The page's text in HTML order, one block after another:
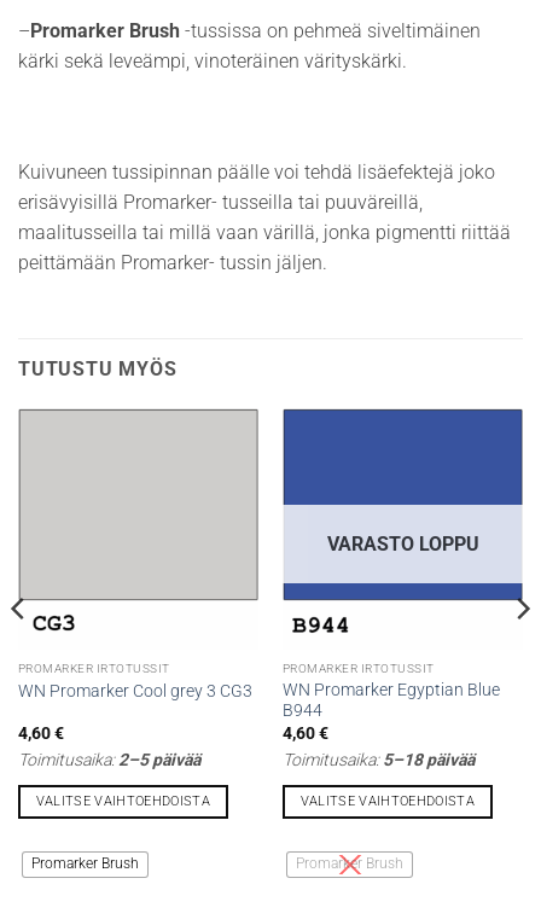
–Promarker Brush -tussissa on pehmeä siveltimäinen
kärki sekä leveämpi, vinoteräinen värityskärki.
Kuivuneen tussipinnan päälle voi tehdä lisäefektejä joko
erisävyisillä Promarker- tusseilla tai puuväreillä,
maalitusseilla tai millä vaan värillä, jonka pigmentti riittää
peittämään Promarker- tussin jäljen.
TUTUSTU MYÖS
PROMARKER IRTOTUSSIT
WN Promarker Cool grey 3 CG3
4,60€
Toimitusaika:2–5 päivää
VALITSE VAIHTOEHDOISTA
tuotteella
on
Promarker Brush
VARASTO LOPPU
PROMARKER IRTOTUSSIT
WN Promarker Egyptian Blue
B944
4,60€
Toimitusaika:5–18 päivää
VALITSE VAIHTOEHDOISTA
tuotteella
on
Promarker Brush